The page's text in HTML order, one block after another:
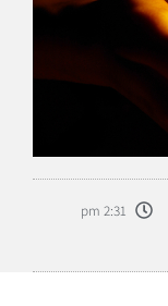
2:31 pm